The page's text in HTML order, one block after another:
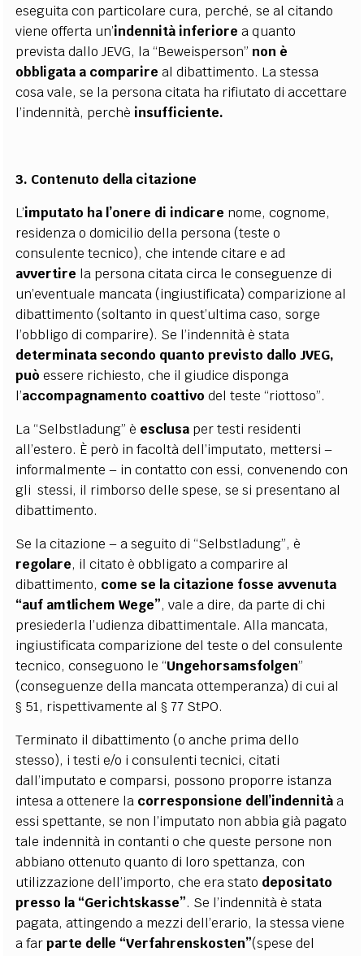
eseguita con particolare cura, perché, se al citando
viene offerta un’indennità inferiore a quanto
prevista dallo JEVG, la “Beweisperson” non è
obbligata a comparire al dibattimento. La stessa
cosa vale, se la persona citata ha rifiutato di accettare
l’indennità, perchè insufficiente.
3. Contenuto della citazione
L’imputato ha l’onere di indicare nome, cognome,
residenza o domicilio della persona (teste o
consulente tecnico), che intende citare e ad
avvertire la persona citata circa le conseguenze di
un’eventuale mancata (ingiustificata) comparizione al
dibattimento (soltanto in quest’ultima caso, sorge
l’obbligo di comparire). Se l’indennità è stata
determinata secondo quanto previsto dallo JVEG,
può essere richiesto, che il giudice disponga
l’accompagnamento coattivo del teste “riottoso”.
La “Selbstladung” è esclusa per testi residenti
all’estero. È però in facoltà dell’imputato, mettersi –
informalmente – in contatto con essi, convenendo con
gli stessi, il rimborso delle spese, se si presentano al
dibattimento.
Se la citazione – a seguito di “Selbstladung”, è
regolare, il citato è obbligato a comparire al
dibattimento, come se la citazione fosse avvenuta
“auf amtlichem Wege”, vale a dire, da parte di chi
presiederla l’udienza dibattimentale. Alla mancata,
ingiustificata comparizione del teste o del consulente
tecnico, conseguono le “Ungehorsamsfolgen”
(conseguenze della mancata ottemperanza) di cui al
§ 51, rispettivamente al § 77 StPO.
Terminato il dibattimento (o anche prima dello
stesso), i testi e/o i consulenti tecnici, citati
dall’imputato e comparsi, possono proporre istanza
intesa a ottenere la corresponsione dell’indennitàa
essi spettante, se non l’imputato non abbia già pagato
tale indennità in contanti o che queste persone non
abbiano ottenuto quanto di loro spettanza, con
utilizzazione dell’importo, che era stato depositato
presso la “Gerichtskasse”. Se l’indennità è stata
pagata, attingendo a mezzi dell’erario, la stessa viene
a farparte delle “Verfahrenskosten”(spese del